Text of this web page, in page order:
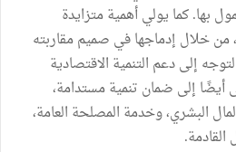
بها. كما يولي أهمية متزايدة
من خلال إدماجها في صميم مقاربته
إلى دعم التنمية الاقتصادية
إلى ضمان تنمية مستدامة،
البشري، وخدمة المصلحة العامة،